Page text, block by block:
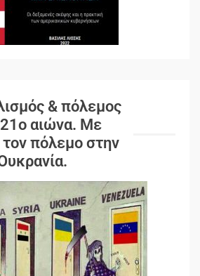
& πόλεμος
αιώνα. Mε
πόλεμο στην